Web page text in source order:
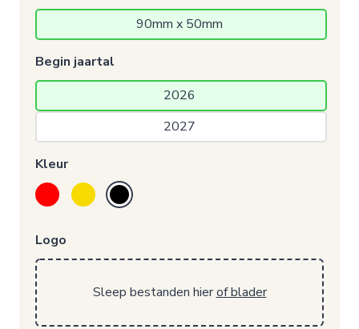
90mm x 50mm
Begin jaartal
2026
2027
Kleur
Logo
Sleep bestanden hierof blader